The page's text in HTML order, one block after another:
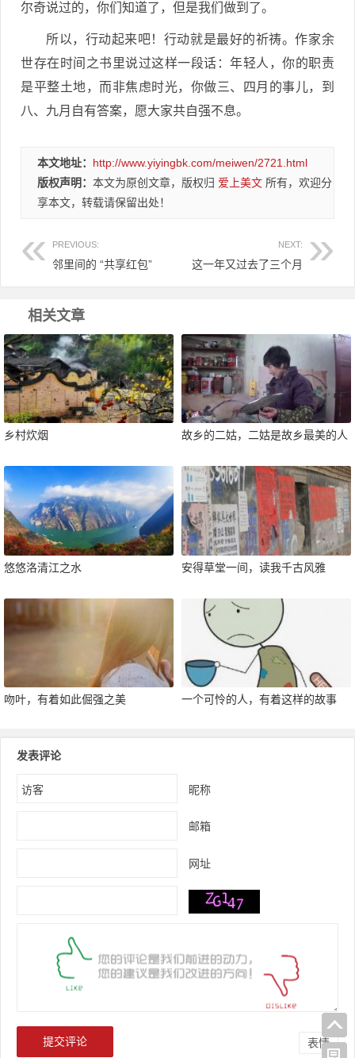
尔奇说过的，你们知道了，但是我们做到了。
所以，行动起来吧！行动就是最好的祈祷。作家余
世存在时间之书里说过这样一段话：年轻人，你的职责
是平整土地，而非焦虑时光，你做三、四月的事儿，到
八、九月自有答案，愿大家共自强不息。
本文地址： http://www.yiyingbk.com/meiwen/2721.html
版权声明： 本文为原创文章，版权归 爱上美文 所有，欢迎分
享本文，转载请保留出处！
PREVIOUS:
邻里间的 “共享红包”
NEXT:
这一年又过去了三个月
相关文章
乡村炊烟 故乡的二姑，二姑是故乡最美的人
悠悠洛清江之水 安得草堂一间，读我千古风雅
吻叶，有着如此倔强之美 一个可怜的人，有着这样的故事
发表评论
昵称
邮箱
网址
表情